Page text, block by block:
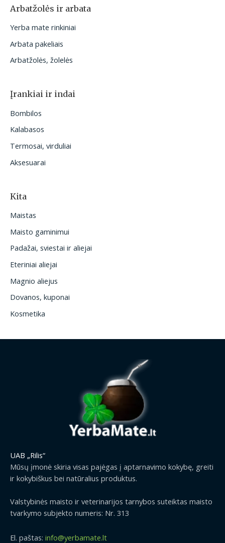
Arbatžolės ir arbata
Yerba mate rinkiniai
Arbata pakeliais
Arbatžolės, žolelės
Įrankiai ir indai
Bombilos
Kalabasos
Termosai, virduliai
Aksesuarai
Kita
Maistas
Maisto gaminimui
Padažai, sviestai ir aliejai
Eteriniai aliejai
Magnio aliejus
Dovanos, kuponai
Kosmetika
UAB „Rilis“
Mūsų įmonė skiria visas pajėgas į aptarnavimo kokybę, greiti
ir kokybiškus bei natūralius produktus.
Valstybinės maisto ir veterinarijos tarnybos suteiktas maisto
tvarkymo subjekto numeris: Nr. 313
El. paštas: info@yerbamate.lt